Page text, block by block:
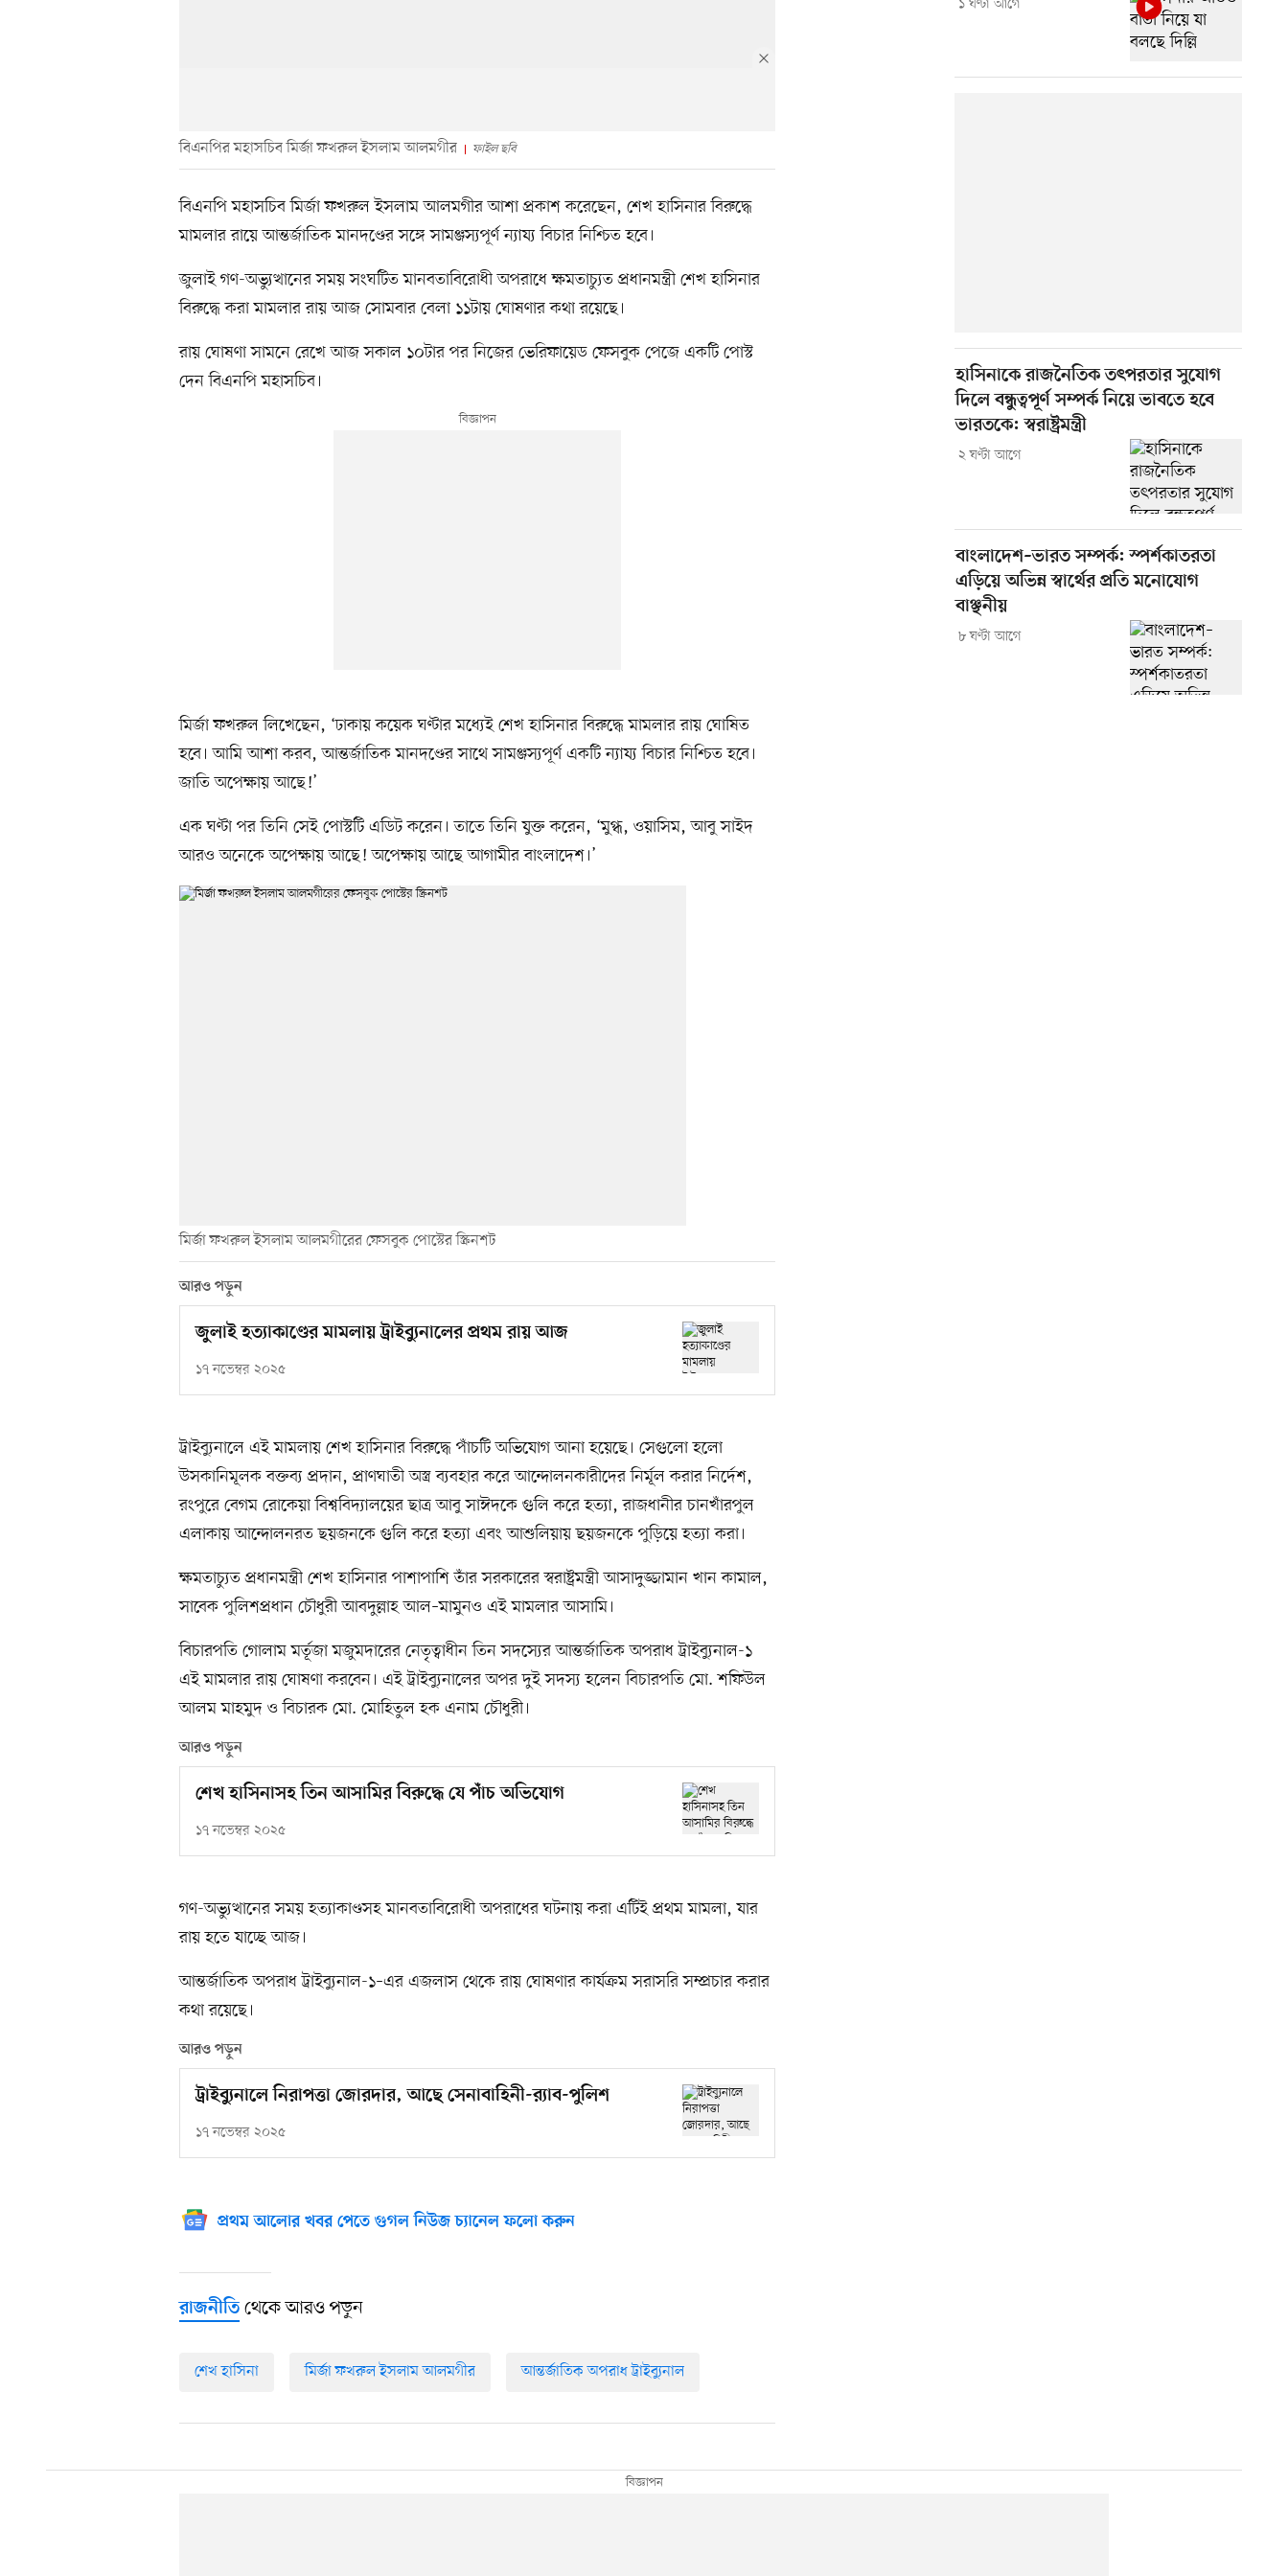
বিএনপির মহাসচিব মির্জা ফখরুল ইসলাম আলমগীর ফাইল ছবি
বিএনপি মহাসচিব মির্জা ফখরুল ইসলাম আলমগীর আশা প্রকাশ করেছেন, শেখ হাসিনার বিরুদ্ধে
মামলার রায়ে আন্তর্জাতিক মানদণ্ডের সঙ্গে সামঞ্জস্যপূর্ণ ন্যায্য বিচার নিশ্চিত হবে।
জুলাই গণ-অভ্যুত্থানের সময় সংঘটিত মানবতাবিরোধী অপরাধে ক্ষমতাচ্যুত প্রধানমন্ত্রী শেখ হাসিনার
বিরুদ্ধে করা মামলার রায় আজ সোমবার বেলা ১১টায় ঘোষণার কথা রয়েছে।
রায় ঘোষণা সামনে রেখে আজ সকাল ১০টার পর নিজের ভেরিফায়েড ফেসবুক পেজে একটি পোস্ট
দেন বিএনপি মহাসচিব।
মির্জা ফখরুল লিখেছেন, ‘ঢাকায় কয়েক ঘণ্টার মধ্যেই শেখ হাসিনার বিরুদ্ধে মামলার রায় ঘোষিত
হবে। আমি আশা করব, আন্তর্জাতিক মানদণ্ডের সাথে সামঞ্জস্যপূর্ণ একটি ন্যায্য বিচার নিশ্চিত হবে।
জাতি অপেক্ষায় আছে!’
এক ঘণ্টা পর তিনি সেই পোস্টটি এডিট করেন। তাতে তিনি যুক্ত করেন, ‘মুগ্ধ, ওয়াসিম, আবু সাইদ
আরও অনেকে অপেক্ষায় আছে! অপেক্ষায় আছে আগামীর বাংলাদেশ।’
মির্জা ফখরুল ইসলাম আলমগীরের ফেসবুক পোস্টের স্ক্রিনশট
আরও পড়ুন
জুলাই হত্যাকাণ্ডের মামলায় ট্রাইব্যুনালের প্রথম রায় আজ
১৭ নভেম্বর ২০২৫
ট্রাইব্যুনালে এই মামলায় শেখ হাসিনার বিরুদ্ধে পাঁচটি অভিযোগ আনা হয়েছে। সেগুলো হলো
উসকানিমূলক বক্তব্য প্রদান, প্রাণঘাতী অস্ত্র ব্যবহার করে আন্দোলনকারীদের নির্মূল করার নির্দেশ,
রংপুরে বেগম রোকেয়া বিশ্ববিদ্যালয়ের ছাত্র আবু সাঈদকে গুলি করে হত্যা, রাজধানীর চানখাঁরপুল
এলাকায় আন্দোলনরত ছয়জনকে গুলি করে হত্যা এবং আশুলিয়ায় ছয়জনকে পুড়িয়ে হত্যা করা।
ক্ষমতাচ্যুত প্রধানমন্ত্রী শেখ হাসিনার পাশাপাশি তাঁর সরকারের স্বরাষ্ট্রমন্ত্রী আসাদুজ্জামান খান কামাল,
সাবেক পুলিশপ্রধান চৌধুরী আবদুল্লাহ আল–মামুনও এই মামলার আসামি।
বিচারপতি গোলাম মর্তূজা মজুমদারের নেতৃত্বাধীন তিন সদস্যের আন্তর্জাতিক অপরাধ ট্রাইব্যুনাল-১
এই মামলার রায় ঘোষণা করবেন। এই ট্রাইব্যুনালের অপর দুই সদস্য হলেন বিচারপতি মো. শফিউল
আলম মাহমুদ ও বিচারক মো. মোহিতুল হক এনাম চৌধুরী।
আরও পড়ুন
শেখ হাসিনাসহ তিন আসামির বিরুদ্ধে যে পাঁচ অভিযোগ
১৭ নভেম্বর ২০২৫
গণ-অভ্যুত্থানের সময় হত্যাকাণ্ডসহ মানবতাবিরোধী অপরাধের ঘটনায় করা এটিই প্রথম মামলা, যার
রায় হতে যাচ্ছে আজ।
আন্তর্জাতিক অপরাধ ট্রাইব্যুনাল-১–এর এজলাস থেকে রায় ঘোষণার কার্যক্রম সরাসরি সম্প্রচার করার
কথা রয়েছে।
আরও পড়ুন
ট্রাইব্যুনালে নিরাপত্তা জোরদার, আছে সেনাবাহিনী-র‍্যাব-পুলিশ
১৭ নভেম্বর ২০২৫
প্রথম আলোর খবর পেতে গুগল নিউজ চ্যানেল ফলো করুন
রাজনীতি থেকে আরও পড়ুন
শেখ হাসিনা মির্জা ফখরুল ইসলাম আলমগীর আন্তর্জাতিক অপরাধ ট্রাইব্যুনাল
১ ঘণ্টা আগে
হাসিনাকে রাজনৈতিক তৎপরতার সুযোগ
দিলে বন্ধুত্বপূর্ণ সম্পর্ক নিয়ে ভাবতে হবে
ভারতকে: স্বরাষ্ট্রমন্ত্রী
২ ঘণ্টা আগে
বাংলাদেশ–ভারত সম্পর্ক: স্পর্শকাতরতা
এড়িয়ে অভিন্ন স্বার্থের প্রতি মনোযোগ
বাঞ্ছনীয়
৮ ঘণ্টা আগে